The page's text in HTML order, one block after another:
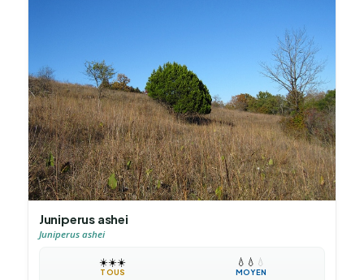
Juniperus ashei
Juniperus ashei
☀️☀️☀️
TOUS
💧 💧 💧
MOYEN